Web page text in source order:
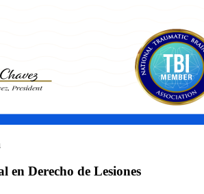
en Derecho de Lesiones